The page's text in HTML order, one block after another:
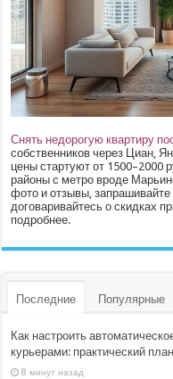
Снять недорогую квартиру
собственников через Циан,
цены стартуют от 1500–2000
районы с метро вроде
фото и отзывы,
договаривайтесь о скидках
подробнее.
Последние Популярные
Как настроить
курьерами: практический
8 минут назад